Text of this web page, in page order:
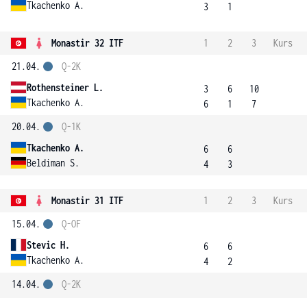
Tkachenko A.
3
1
Monastir 32 ITF 1 2 3
Kurs
21.04.
Rothensteiner L.
Tkachenko A.
Q-2K
3
6
6
1
10
7
20.04.
Tkachenko A.
Beldiman S.
Q-1K
6
4
6
3
Monastir 31 ITF 1 2 3
Kurs
15.04.
Stevic H.
Tkachenko A.
Q-OF
6
4
6
2
14.04.
Q-2K